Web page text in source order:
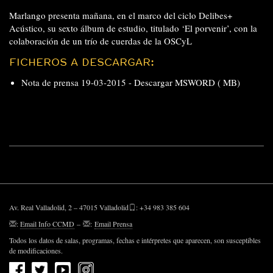
Marlango presenta mañana, en el marco del ciclo Delibes+
Acústico, su sexto álbum de estudio, titulado ‘El porvenir’, con la
colaboración de un trío de cuerdas de la OSCyL
FICHEROS A DESCARGAR:
Nota de prensa 19-03-2015 - Descargar MSWORD ( MB)
Av. Real Valladolid, 2 – 47015 Valladolid
: +34 983 385 604
:Email Info CCMD – : Email Prensa
Todos los datos de salas, programas, fechas e intérpretes que aparecen, son susceptibles
de modificaciones.